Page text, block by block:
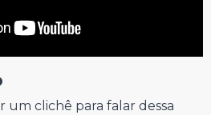
um clichê para falar dessa